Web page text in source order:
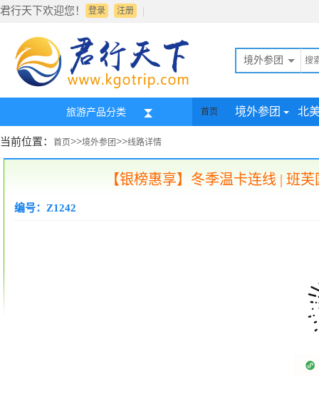
君行天下欢迎您！ 登录 |
注册
境外参团
旅游产品分类 首页 境外参团 北
当前位置： 首页>>境外参团>>线路详情
【银榜惠享】冬季温卡连线 | 班
编号：Z1242